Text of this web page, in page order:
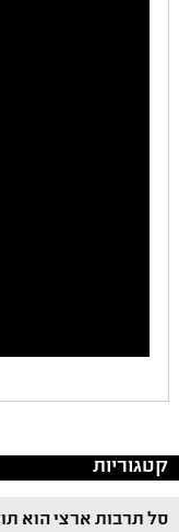
קטגוריות
סל תרבות ארצי הוא